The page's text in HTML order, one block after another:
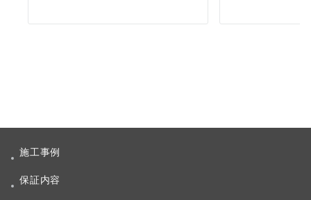
施工事例
保証内容